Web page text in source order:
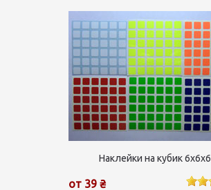
Наклейки на кубик 6х6х6
от 39 ₴